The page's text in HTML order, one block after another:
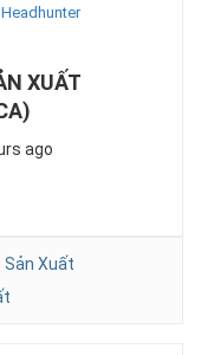
XUẤT
ago
Sản Xuất